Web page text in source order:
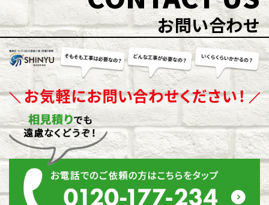
お問い合わせ